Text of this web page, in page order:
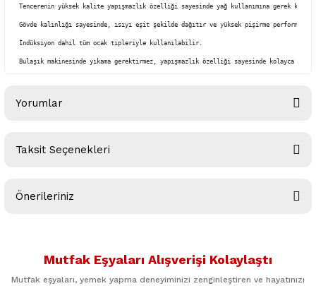
Tencerenin yüksek kalite yapışmazlık özelliği sayesinde yağ kullanımına gerek
Gövde kalınlığı sayesinde, ısıyı eşit şekilde dağıtır ve yüksek pişirme performansı
İndüksiyon dahil tüm ocak tipleriyle kullanılabilir.
Bulaşık makinesinde yıkama gerektirmez, yapışmazlık özelliği sayesinde kolayca
Yorumlar
Taksit Seçenekleri
Önerileriniz
kullanarak tarafımıza iletebilirsiniz.
Mutfak Eşyaları Alışverişi Kolaylaştı
Mutfak eşyaları, yemek yapma deneyiminizi zenginleştiren ve hayatınızı